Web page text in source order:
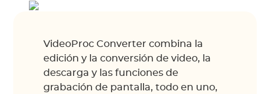
VideoProc Converter combina la
edición y la conversión de video, la
descarga y las funciones de
grabación de pantalla, todo en uno,